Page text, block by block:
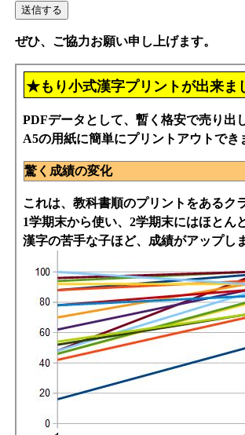
ぜひ、ご協力お願い申し上げます。